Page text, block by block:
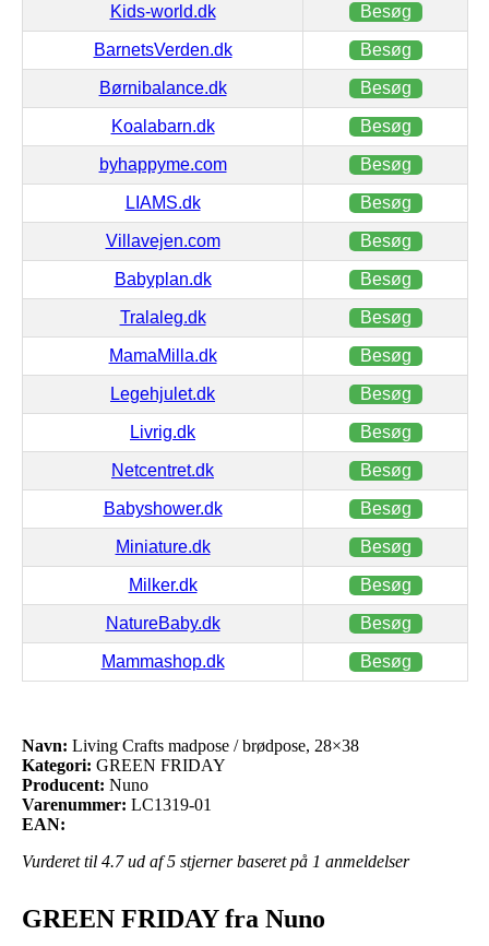
Kids-world.dk Besøg
BarnetsVerden.dk Besøg
Børnibalance.dk Besøg
Koalabarn.dk Besøg
byhappyme.com Besøg
LIAMS.dk Besøg
Villavejen.com Besøg
Babyplan.dk Besøg
Tralaleg.dk Besøg
MamaMilla.dk Besøg
Legehjulet.dk Besøg
Livrig.dk Besøg
Netcentret.dk Besøg
Babyshower.dk Besøg
Miniature.dk Besøg
Milker.dk Besøg
NatureBaby.dk Besøg
Mammashop.dk Besøg
Navn: Living Crafts madpose / brødpose, 28×38
Kategori: GREEN FRIDAY
Producent: Nuno
Varenummer: LC1319-01
EAN:
Vurderet til 4.7ud af 5 stjerner baseret på 1 anmeldelser
GREEN FRIDAY fra Nuno